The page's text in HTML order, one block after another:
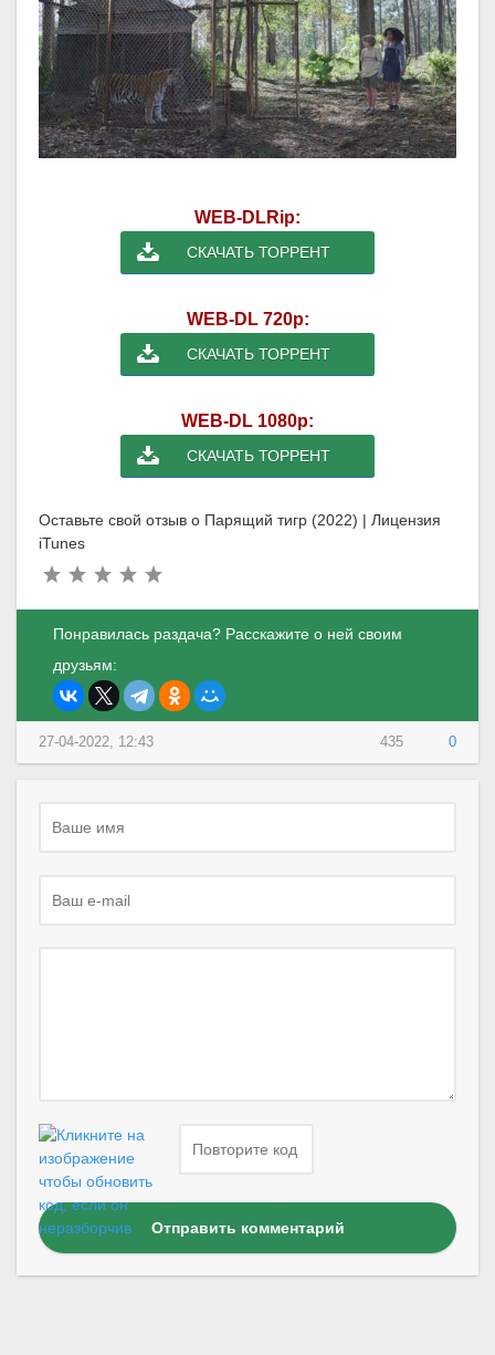
WEB-DLRip:
СКАЧАТЬ ТОРРЕНТ
WEB-DL 720p:
СКАЧАТЬ ТОРРЕНТ
WEB-DL 1080p:
СКАЧАТЬ ТОРРЕНТ
Оставьте свой отзыв о Парящий тигр (2022) | Лицензия
iTunes
Понравилась раздача? Расскажите о ней своим
друзьям:
435 0
27-04-2022, 12:43
Отправить комментарий